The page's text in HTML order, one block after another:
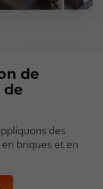
de
des
briques et en